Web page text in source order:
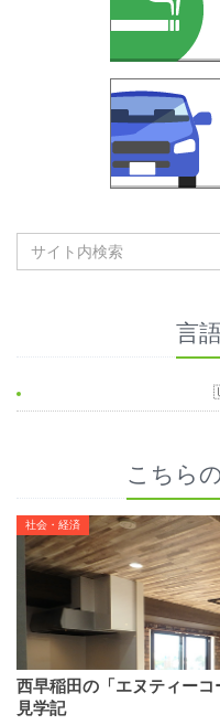
言
こちら
社会・経済
西早稲田の「エヌティー
見学記